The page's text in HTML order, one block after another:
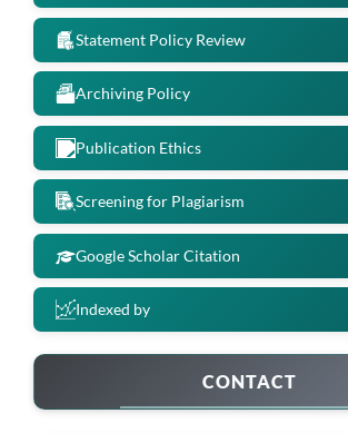
Statement Policy Review
Archiving Policy
Publication Ethics
Screening for Plagiarism
Google Scholar Citation
Indexed by
CONTACT